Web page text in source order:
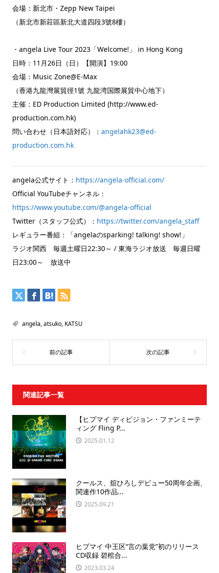
会場：新北市・Zepp New Taipei
（新北市新莊區新北大道四段3號8樓）
・angela Live Tour 2023「Welcome!」 in Hong Kong
日時：11月26日（日）【開演】19:00
会場：Music Zone@E-Max
（香港九龍灣展貿徑1號 九龍湾国際展貿中心地下）
主催：ED Production Limited (http://www.ed-
production.com.hk)
問い合わせ（日本語対応）： angelahk23@ed-
production.com.hk
angela公式サイト： https://angela-official.com/
Official YouTubeチャンネル：
https://www.youtube.com/@angela-official
Twitter（スタッフ公式）： https://twitter.com/angela_staff
レギュラー番組：「angelaのsparking! talking! show!」
ラジオ関西 毎週土曜日22:30～ / 東海ラジオ放送 毎週日曜
日23:00～ 放送中
angela,atsuko, KATSU
関連記事一覧
【ヒプマイ ディビジョン・ファンミーテ
ィング Fling P...
2025.01.12
クールス、舘ひろしデビュー50周年企画、
関連作10作品...
2025.09.21
ヒプマイ 中王区“言の葉党”初のリリース
CD収録 碧棺合...
2023.03.24